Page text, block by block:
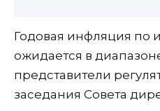
Годовая инфляция по
ожидается в
представители
заседания Совета